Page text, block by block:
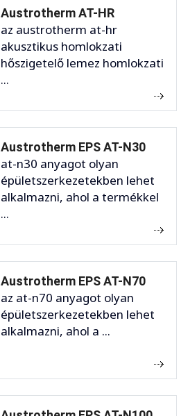
Austrotherm AT-HR
az austrotherm at-hr
akusztikus homlokzati
hőszigetelő lemez homlokzati
...
Austrotherm EPS AT-N30
at-n30 anyagot olyan
épületszerkezetekben lehet
alkalmazni, ahol a termékkel
...
Austrotherm EPS AT-N70
az at-n70 anyagot olyan
épületszerkezetekben lehet
alkalmazni, ahol a ...